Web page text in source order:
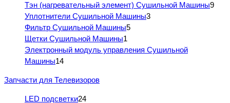
Тэн (нагревательный элемент) Сушильной Машины9
Уплотнители Сушильной Машины3
Фильтр Сушильной Машины5
Щетки Сушильной Машины1
Электронный модуль управления Сушильной
Машины14
Запчасти для Телевизоров
LED подсветки24